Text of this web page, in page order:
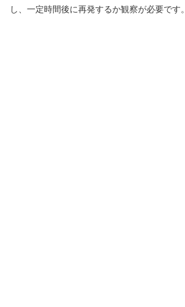
し、一定時間後に再発するか観察が必要です。